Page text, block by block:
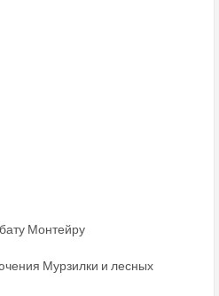
Монтейру
Мурзилки и лесных